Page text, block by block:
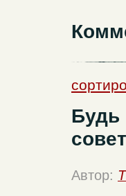
Будь
Автор: